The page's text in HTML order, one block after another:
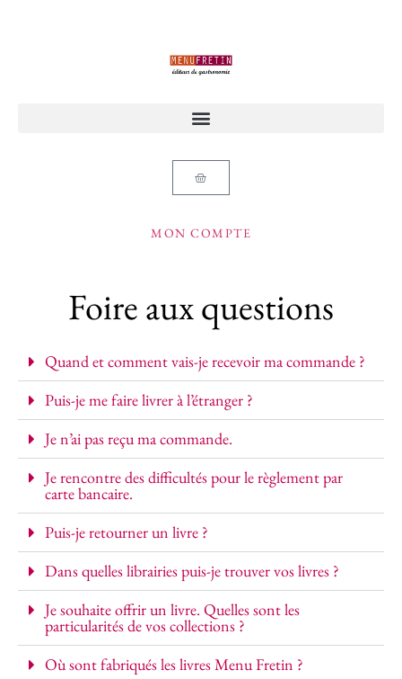
MON COMPTE
Foire aux questions
Quand et comment vais-je recevoir ma commande ?
Puis-je me faire livrer à l’étranger ?
Je n’ai pas reçu ma commande.
Je rencontre des difficultés pour le règlement par
carte bancaire.
Puis-je retourner un livre ?
Dans quelles librairies puis-je trouver vos livres ?
Je souhaite offrir un livre. Quelles sont les
particularités de vos collections ?
Où sont fabriqués les livres Menu Fretin ?